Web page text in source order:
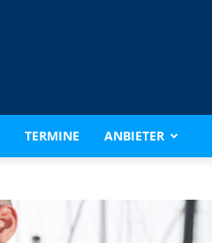
TERMINE ANBIETER